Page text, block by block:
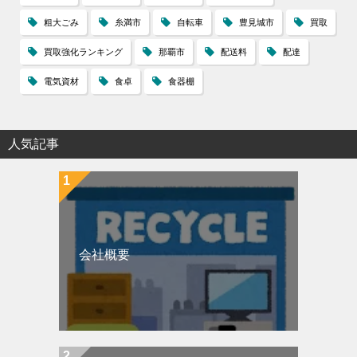
粗大ごみ 糸満市 自転車 豊見城市 買取
買取強化ランキング 那覇市 配送料 配達
電気資材 食卓 食器棚
人気記事
会社概要